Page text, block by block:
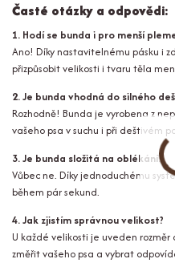
Časté otázky a odpovědi:
1. Hodí se bunda i pro menší
Ano! Díky nastavitelnému pásku i
přizpůsobit velikosti i tvaru těla
2. Je bunda vhodná do silného
Rozhodně! Bunda je vyrobena z
vašeho psa v suchu i při deštivém
3. Je bunda složitá na oblékání?
Vůbec ne. Díky jednoduchému
během pár sekund.
4. Jak zjistím správnou velikost?
U každé velikosti je uveden
změřit vašeho psa a vybrat